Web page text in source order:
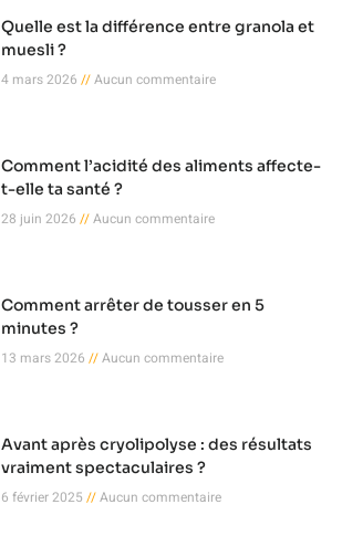
Quelle est la différence entre granola et
muesli ?
4 mars 2026
Aucun commentaire
Comment l’acidité des aliments affecte-
t-elle ta santé ?
28 juin 2026
Aucun commentaire
Comment arrêter de tousser en 5
minutes ?
13 mars 2026
Aucun commentaire
Avant après cryolipolyse : des résultats
vraiment spectaculaires ?
6 février 2025
Aucun commentaire